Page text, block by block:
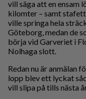
vill säga att en ensam
kilomter – samt
ville springa hela
Göteborg, medan de
börja vid Garveriet i
Nolhaga slott.
Redan nu är anmälan
lopp blev ett lyckat
vill slipa på tills nästa